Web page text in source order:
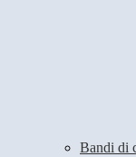
Bandi di